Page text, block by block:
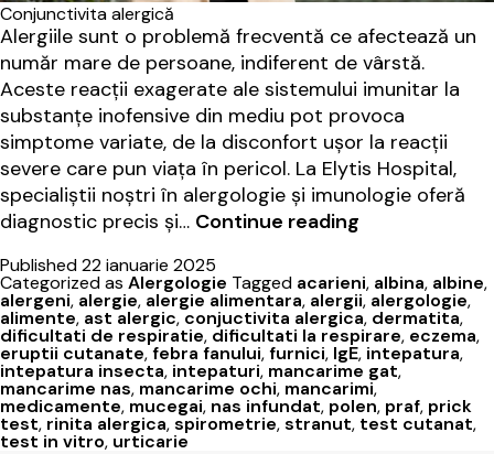
Conjunctivita alergică
Alergiile sunt o problemă frecventă ce afectează un
număr mare de persoane, indiferent de vârstă.
Aceste reacții exagerate ale sistemului imunitar la
substanțe inofensive din mediu pot provoca
simptome variate, de la disconfort ușor la reacții
severe care pun viața în pericol. La Elytis Hospital,
specialiștii noștri în alergologie și imunologie oferă
diagnostic precis și… Continue reading
sfaturi
și
tratament
la
Elytis
Hospital
Published22 ianuarie 2025
Categorized as Alergologie Tagged acarieni, albina, albine,
alergeni, alergie, alergie alimentara, alergii, alergologie,
alimente, ast alergic, conjuctivita alergica, dermatita,
dificultati de respiratie, dificultati la respirare, eczema,
eruptii cutanate,febra fanului,furnici, IgE, intepatura,
intepatura insecta, intepaturi, mancarime gat,
mancarime nas, mancarime ochi, mancarimi,
medicamente, mucegai, nas infundat, polen, praf, prick
test, rinita alergica,spirometrie,stranut, test cutanat,
test in vitro, urticarie